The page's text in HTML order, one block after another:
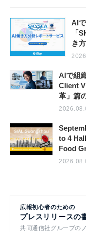
AI
「
き
AIで組
Client
革」篇
to 4
Food
広報初心者のための
プレスリリースの
共同通信社グループの